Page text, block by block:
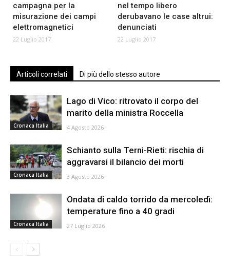
campagna per la
misurazione dei campi
elettromagnetici
22 Luglio 2017
nel tempo libero
derubavano le case altrui:
denunciati
22 Luglio 2017
Articoli correlati Di più dello stesso autore
Cronaca Italia
Lago di Vico: ritrovato il corpo del
marito della ministra Roccella
4 Agosto 2026
Cronaca Italia
Schianto sulla Terni-Rieti: rischia di
aggravarsi il bilancio dei morti
3 Agosto 2026
Cronaca Italia
Ondata di caldo torrido da mercoledì:
temperature fino a 40 gradi
27 Luglio 2026